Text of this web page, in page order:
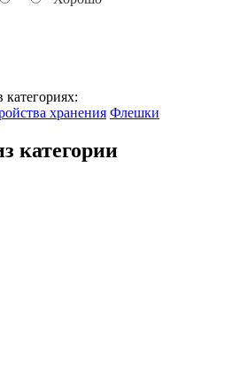
хранения Флешки
категории